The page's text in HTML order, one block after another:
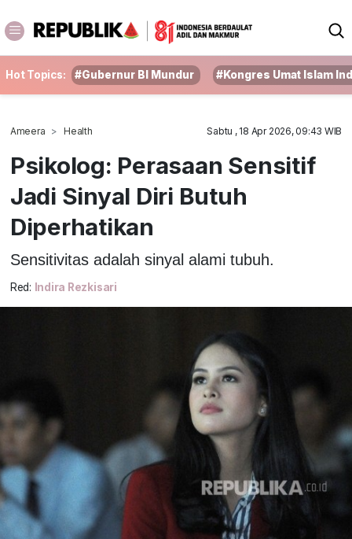
Hot Topics: #Gubernur BI Mundur #Kongres Umat Islam
Ameera Health Sabtu , 18 Apr 2026, 09:43 WIB
Psikolog: Perasaan Sensitif
Jadi Sinyal Diri Butuh
Diperhatikan
Sensitivitas adalah sinyal alami tubuh.
Red: Indira Rezkisari